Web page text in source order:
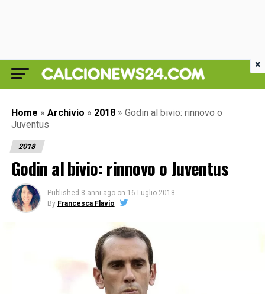
Home » Archivio » 2018 » Godin al bivio: rinnovo o
Juventus
2018
Godin al bivio: rinnovo o Juventus
Published 8 anni ago on 16 Luglio 2018
By Francesca Flavio
×